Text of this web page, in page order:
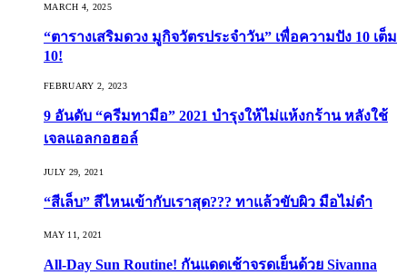
MARCH 4, 2025
“ตารางเสริมดวง มูกิจวัตรประจำวัน” เพื่อความปัง 10 เต็ม
10!
FEBRUARY 2, 2023
9 อันดับ “ครีมทามือ” 2021 บำรุงให้ไม่แห้งกร้าน หลังใช้
เจลแอลกอฮอล์
JULY 29, 2021
“สีเล็บ” สีไหนเข้ากับเราสุด??? ทาแล้วขับผิว มือไม่ดำ
MAY 11, 2021
All-Day Sun Routine! กันแดดเช้าจรดเย็นด้วย Sivanna